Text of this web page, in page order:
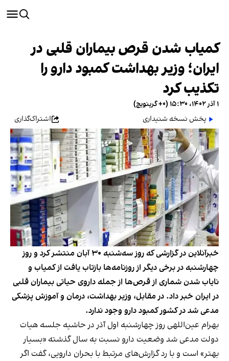
کمیاب شدن قرص بیماران قلبی در
ایران؛ وزیر بهداشت کمبود دارو را
تکذیب کرد
۱ آذر ۱۴۰۲، ۱۵:۳۰ (‎+۰ گرینویچ)
پخش نسخه شنیداری
اشتراک‌گذاری
خبرآنلاین در گزارشی که روز سه‌شنبه ۳۰ آبان منتشر کرد و روز
چهارشنبه در برخی دیگر از روزنامه‌ها بازتاب یافت از کمیاب و
نایاب شدن شماری از قرص‌ها از جمله داروی حیاتی بیماران قلبی
در ایران خبر داد. در مقابل، وزیر بهداشت، درمان و آموزش پزشکی
مدعی شد در کشور کمبود دارو وجود ندارد.
بهرام عین‌اللهی روز چهارشنبه اول آذر در حاشیه جلسه هیات
دولت مدعی شد وضعیت دارو نسبت به سال گذشته «بسیار
بهتر» است و با رد گزارش‌های مرتبط با بحران دارویی، گفت اگر